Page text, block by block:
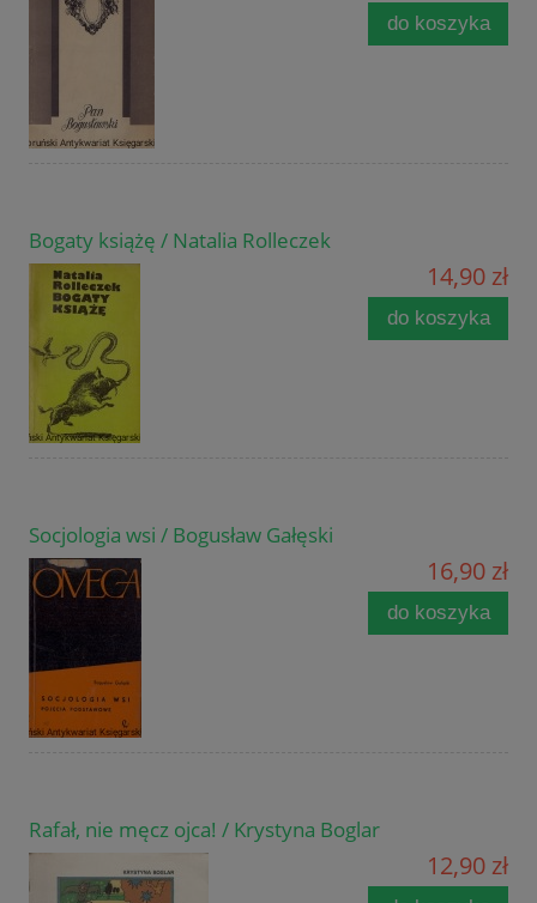
do koszyka
Bogaty książę / Natalia Rolleczek
14,90 zł
do koszyka
Socjologia wsi / Bogusław Gałęski
16,90 zł
do koszyka
Rafał, nie męcz ojca! / Krystyna Boglar
12,90 zł